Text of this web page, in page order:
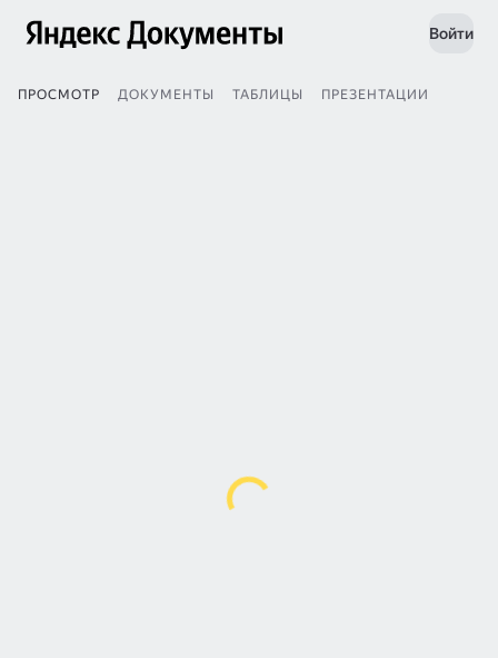
Войти
ПРОСМОТР ДОКУМЕНТЫ ТАБЛИЦЫ ПРЕЗЕНТАЦИИ